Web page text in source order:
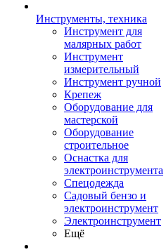
Инструменты, техника
Инструмент для
малярных работ
Инструмент
измерительный
Инструмент ручной
Крепеж
Оборудование для
мастерской
Оборудование
строительное
Оснастка для
электроинструмента
Спецодежда
Садовый бензо и
электроинструмент
Электроинструмент
Ещё